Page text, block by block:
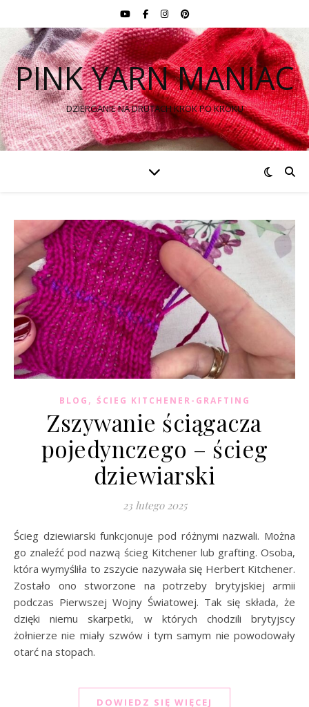
PINK YARN MANIAC
DZIERGANIE NA DRUTACH KROK PO KROKU
BLOG , ŚCIEG KITCHENER-GRAFTING
Zszywanie ściągacza
pojedynczego – ścieg
dziewiarski
23 lutego 2025
Ścieg dziewiarski funkcjonuje pod różnymi nazwali. Można
go znaleźć pod nazwą ścieg Kitchener lub grafting. Osoba,
która wymyśliła to zszycie nazywała się Herbert Kitchener.
Zostało ono stworzone na potrzeby brytyjskiej armii
podczas Pierwszej Wojny Światowej. Tak się składa, że
dzięki niemu skarpetki, w których chodzili brytyjscy
żołnierze nie miały szwów i tym samym nie powodowały
otarć na stopach.
DOWIEDZ SIĘ WIĘCEJ